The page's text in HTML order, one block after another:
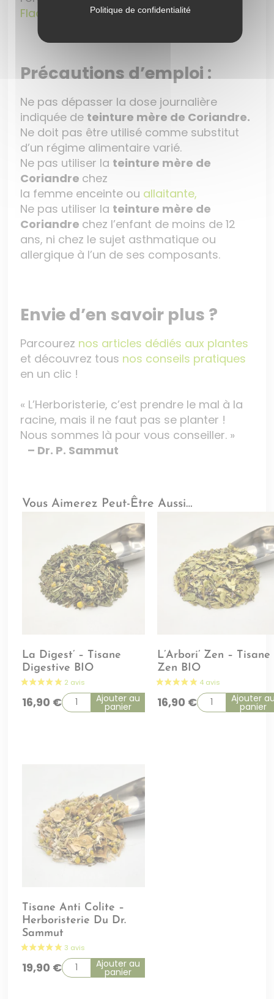
Flacon
de 60ml
Précautions d’emploi :
Ne pas dépasser la dose journalière
indiquée de teinture mère de Coriandre.
Ne doit pas être utilisé comme substitut
d’un régime alimentaire varié.
Ne pas utiliser la teinture mère de
Coriandre chez
la femme enceinte ou allaitante,
Ne pas utiliser la teinture mère de
Coriandre chez l’enfant de moins de 12
ans, ni chez le sujet asthmatique ou
allergique à l’un de ses composants.
Envie d’en savoir plus ?
Parcourez nos articles dédiés aux plantes
et découvrez tous nos conseils pratiques
en un clic !
« L’Herboristerie, c’est prendre le mal à la
racine, mais il ne faut pas se planter !
Nous sommes là pour vous conseiller. »
– Dr. P. Sammut
Vous Aimerez Peut-Être Aussi…
La Digest’ – Tisane
Digestive BIO
16,90 € Ajouter au
panier
L’Arbori’ Zen – Tisane
Zen BIO
16,90 € Ajouter
panier
Tisane Anti Colite –
Herboristerie Du Dr.
Sammut
19,90 € Ajouter au
panier
Politique de confidentialité